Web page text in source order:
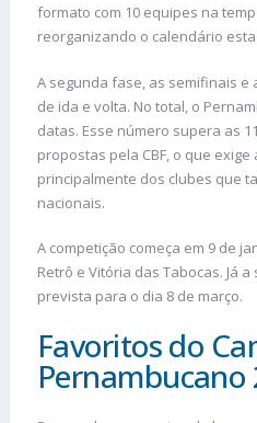
formato com 10 equipes na
reorganizando o calendário
A segunda fase, as semifinais e
de ida e volta. No total, o
datas. Esse número supera as
propostas pela CBF, o que
principalmente dos clubes que
nacionais.
A competição começa em 9 de
Retrô e Vitória das Tabocas. Já
prevista para o dia 8 de março.
Favoritos do
Pernambucano